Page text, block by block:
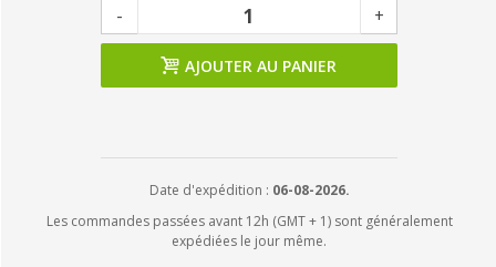
- +
AJOUTER AU PANIER
Date d'expédition : 06-08-2026.
Les commandes passées avant 12h (GMT + 1) sont généralement
expédiées le jour même.